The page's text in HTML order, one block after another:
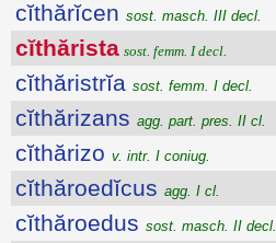
cĭthărĭcen sost. masch. III decl.
cĭthărista sost. femm. I decl.
cĭthăristrĭa sost. femm. I decl.
cĭthărizans agg. part. pres. II cl.
cĭthărizo v. intr. I coniug.
cĭthăroedĭcus agg. I cl.
cĭthăroedus sost. masch. II decl.